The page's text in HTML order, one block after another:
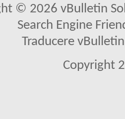
© 2026 vBulletin
Search Engine
Traducere
Copyright